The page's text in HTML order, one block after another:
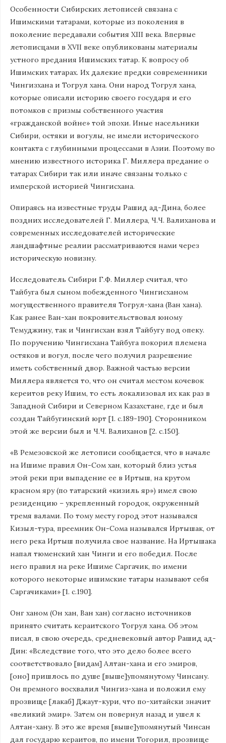
Особенности Сибирских летописей связана с
Ишимскими татарами, которые из поколения в
поколение передавали события XIII века. Впервые
летописцами в XVII веке опубликованы материалы
устного предания Ишимских татар. К вопросу об
Ишимских татарах. Их далекие предки современники
Чингизхана и Тогрул хана. Они народ Тогрул хана,
которые описали историю своего государя и его
потомков с призмы собственного участия
«гражданской войне» той эпохи. Иные насельники
Сибири, остяки и вогулы, не имели исторического
контакта с глубинными процессами в Азии. Поэтому по
мнению известного историка Г. Миллера предание о
татарах Сибири так или иначе связаны только с
имперской историей Чингисхана.
Опираясь на известные труды Рашид ад-Дина, более
поздних исследователей Г. Миллера, Ч.Ч. Валиханова и
современных исследователей исторические
ландшафтные реалии рассматриваются нами через
историческую новизну.
Исследователь Сибири Г.Ф. Миллер считал, что
Тайбуга был сыном побежденного Чингисханом
могущественного правителя Тогрул-хана (Ван хана).
Как ранее Ван-хан покровительствовал юному
Темуджину, так и Чингисхан взял Тайбугу под опеку.
По поручению Чингисхана Тайбуга покорил племена
остяков и вогул, после чего получил разрешение
иметь собственный двор. Важной частью версии
Миллера является то, что он считал местом кочевок
кереитов реку Ишим, то есть локализовал их как раз в
Западной Сибири и Северном Казахстане, где и был
создан Тайбугинский юрт [1. с.189-190]. Сторонником
этой же версии был и Ч.Ч. Валиханов [2. с.150].
«В Ремезовской же летописи сообщается, что в начале
на Ишиме правил Он-Сом хан, который близ устья
этой реки при выпадение ее в Иртыш, на крутом
красном яру (по татарский «кизиль яр») имел свою
резиденцию – укрепленный городок, окруженный
тремя валами. По тому месту город этот назывался
Кизыл-тура, преемник Он-Сома назывался Иртышак, от
него река Иртыш получила свое название. На Иртышака
напал тюменский хан Чинги и его победил. После
него правил на реке Ишиме Саргачик, по имени
которого некоторые ишимские татары называют себя
Саргачиками» [1. с.190].
Онг ханом (Он хан, Ван хан) согласно источников
принято считать кераитского Тогрул хана. Об этом
писал, в свою очередь, средневековый автор Рашид ад-
Дин: «Вследствие того, что это дело более всего
соответствовало [видам] Алтан-хана и его эмиров,
[оно] пришлось по душе [выше]упомянутому Чинсану.
Он премного восхвалил Чингиз-хана и положил ему
прозвище [лакаб] Джаут-кури, что по-хитайски значит
«великий эмир». Затем он повернул назад и ушел к
Алтан-хану. В это же время [выше]упомянутый Чинсан
дал государю кераитов, по имени Тогорил, прозвище